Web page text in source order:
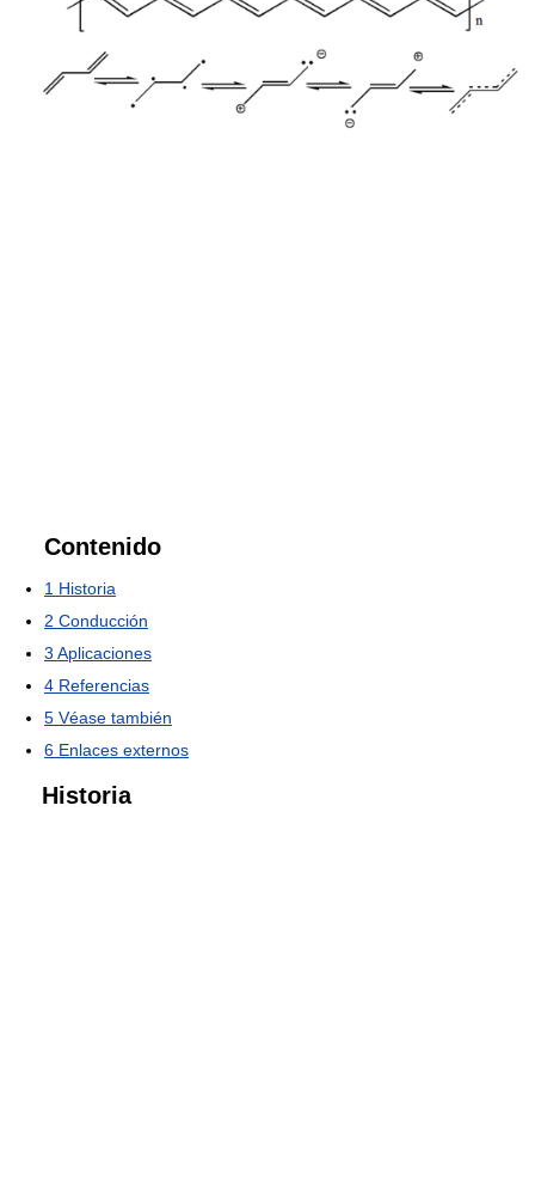
Contenido
1 Historia
2 Conducción
3 Aplicaciones
4 Referencias
5 Véase también
6 Enlaces externos
Historia